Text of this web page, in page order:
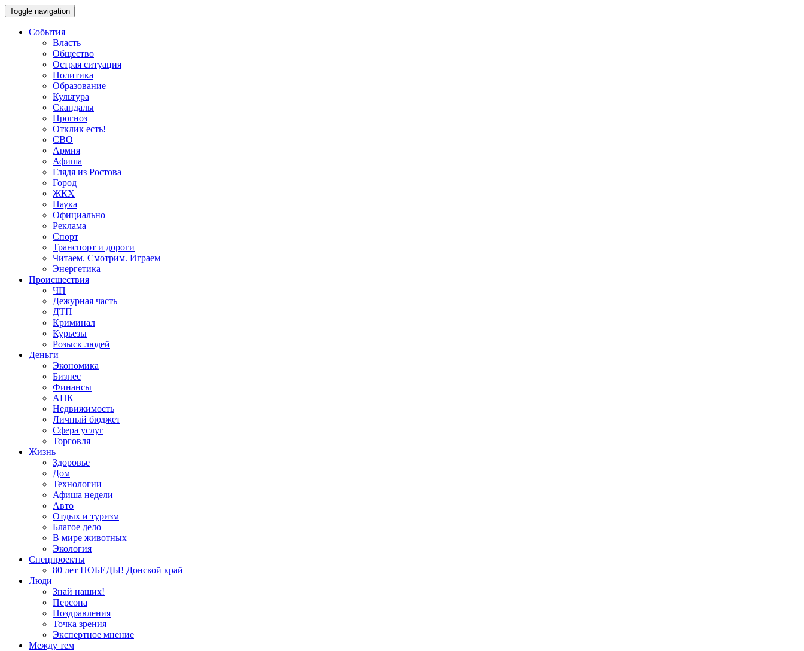
Toggle navigation
События
Власть
Общество
Острая ситуация
Политика
Образование
Культура
Скандалы
Прогноз
Отклик есть!
СВО
Армия
Афиша
Глядя из Ростова
Город
ЖКХ
Наука
Официально
Реклама
Спорт
Транспорт и дороги
Читаем. Смотрим. Играем
Энергетика
Происшествия
ЧП
Дежурная часть
ДТП
Криминал
Курьезы
Розыск людей
Деньги
Экономика
Бизнес
Финансы
АПК
Недвижимость
Личный бюджет
Сфера услуг
Торговля
Жизнь
Здоровье
Дом
Технологии
Афиша недели
Авто
Отдых и туризм
Благое дело
В мире животных
Экология
Спецпроекты
80 лет ПОБЕДЫ! Донской край
Люди
Знай наших!
Персона
Поздравления
Точка зрения
Экспертное мнение
Между тем